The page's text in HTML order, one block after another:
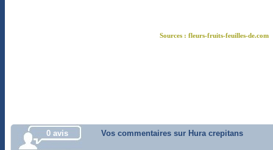
Sources : fleurs-fruits-feuilles-de.com
0 avis Vos commentaires sur Hura crepitans